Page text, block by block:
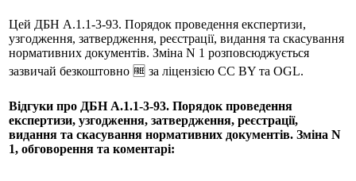
Цей ДБН А.1.1-3-93. Порядок проведення експертизи,
узгодження, затвердження, реєстрації, видання та скасування
нормативних документів. Зміна N 1 розповсюджується
зазвичай безкоштовно 🆓 за ліцензією CC BY та OGL.
Відгуки про ДБН А.1.1-3-93. Порядок проведення
експертизи, узгодження, затвердження, реєстрації,
видання та скасування нормативних документів. Зміна N
1, обговорення та коментарі: